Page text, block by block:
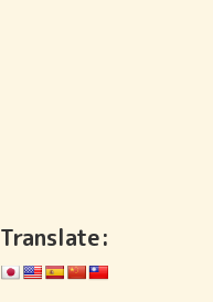
Translate: